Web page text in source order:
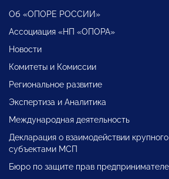
Об «ОПОРЕ РОССИИ»
Ассоциация «НП «ОПОРА»
Новости
Комитеты и Комиссии
Региональное развитие
Экспертиза и Аналитика
Международная деятельность
Декларация о взаимодействии
субъектами МСП
Бюро по защите прав